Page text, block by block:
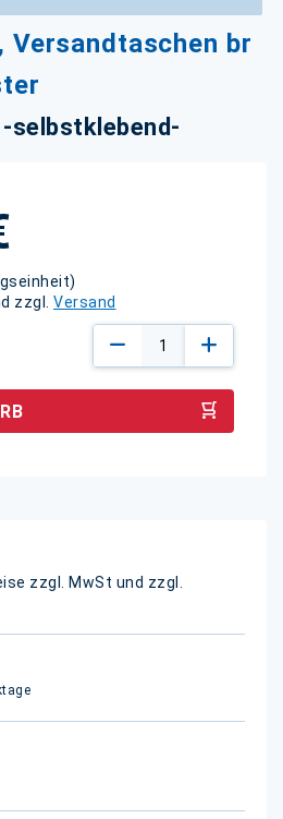
Versandtaschen br
selbstklebend-
zzgl. Versand
zzgl. MwSt und zzgl.